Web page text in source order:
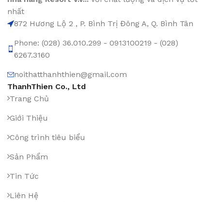
nhất
872 Hương Lộ 2 , P. Bình Trị Đông A, Q. Bình Tân
Phone: (028) 36.010.299 - 0913100219 - (028)
6267.3160
noithatthanhthien@gmail.com
ThanhThien Co., Ltd
Trang Chủ
Giới Thiệu
Công trình tiêu biểu
Sản Phẩm
Tin Tức
Liên Hệ